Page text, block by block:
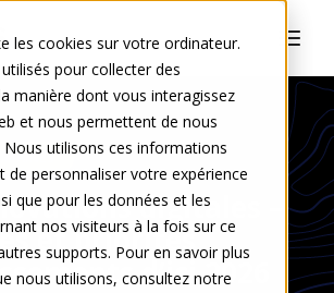
les cookies sur votre ordinateur.
pour collecter des
manière dont vous interagissez
et nous permettent de nous
Nous utilisons ces informations
de personnaliser votre expérience
que pour les données et les
nos visiteurs à la fois sur ce
supports. Pour en savoir plus
nous utilisons, consultez notre
digitales –
et priorités
d’ici 2026